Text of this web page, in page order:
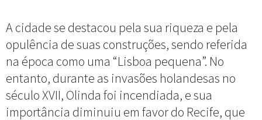
A cidade se destacou pela sua riqueza e pela
opulência de suas construções, sendo referida
na época como uma “Lisboa pequena”. No
entanto, durante as invasões holandesas no
século XVII, Olinda foi incendiada, e sua
importância diminuiu em favor do Recife, que